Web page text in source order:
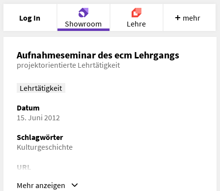
Log In
Showroom Lehre
Portfolio Image Cloud
mehr
Aufnahmeseminar des ecm Lehrgangs
projektorientierte Lehrtätigkeit
Lehrtätigkeit
Datum
15. Juni 2012
Schlagwörter
Kulturgeschichte
URL
Mehr anzeigen